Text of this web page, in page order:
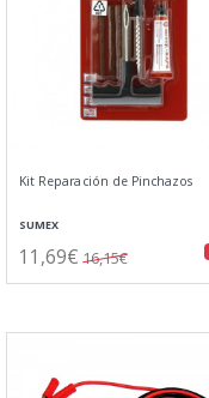
Kit Reparación de Pinchazos
SUMEX
11,69€ 16,15€